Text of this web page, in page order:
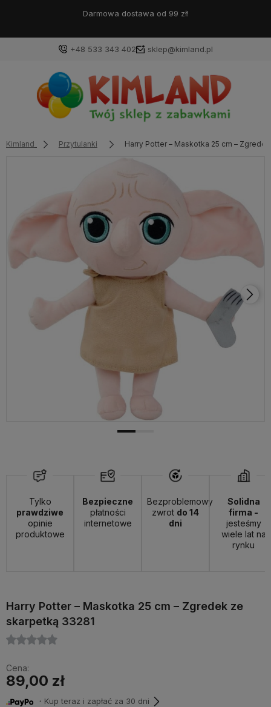
Darmowa dostawa od 99 zł!
+48 533 343 402 sklep@kimland.pl
Kimland Przytulanki Harry Potter – Maskotka 25 cm –
Tylko
prawdziwe
opinie
produktowe
Bezpieczne
płatności
internetowe
Bezproblemowy
zwrot do 14
dni
Solidna
firma -
jesteśmy
wiele lat na
rynku
Harry Potter – Maskotka 25 cm – Zgredek ze
skarpetką 33281
Cena:
89,00 zł
・Kup teraz i zapłać za 30 dni